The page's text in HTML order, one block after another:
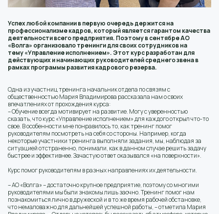
Успех любой компании в первую очередь держится на
профессионализме кадров, который является гарантом качества
деятельности всего предприятия. Поэтому в сентябре АО
«Волга» организовало тренинги для своих сотрудников на
тему «Управление исполнением». Этот курс разработан для
действующих и начинающих руководителей среднего звена в
рамках программы развития кадрового резерва.
Одна из участниц тренинга начальник отдела по связям с
общественностью Мария Владимирова рассказала нам о своих
впечатлениях от прохождения курса:
– Обучение всегда мотивирует на развитие. Могу с уверенностью
сказать, что курс «Управление исполнением» для каждого открыл что-то
свое. В особенности мне понравилось то, как тренинг помог
руководителям посмотреть на себя со стороны. Например, когда
некоторые участники тренинга выполняли задания, мы, наблюдая за
ситуацией отстраненно, понимали, как в данном случае решить задачу
быстрее и эффективнее. Зачастую ответ оказывался «на поверхности».
Курс помог руководителям в разных направлениях их деятельности.
– АО «Волга» – достаточно крупное предприятие, поэтому со многими
руководителями мы были знакомы лишь заочно. Тренинг помог нам
познакомиться лично в дружеской и в то же время рабочей обстановке,
что немаловажно для дальнейшей успешной работы, – отметила Мария